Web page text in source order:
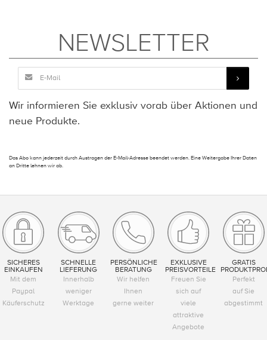
NEWSLETTER
Wir informieren Sie exklusiv vorab über Aktionen und
neue Produkte.
Das Abo kann jederzeit durch Austragen der E-Mail-Adresse beendet werden. Eine Weitergabe Ihrer Daten
an Dritte lehnen wir ab.
SICHERES
EINKAUFEN
Mit dem
Paypal
Käuferschutz
SCHNELLE
LIEFERUNG
Innerhalb
weniger
Werktage
PERSÖNLICHE
BERATUNG
Wir helfen
Ihnen
gerne weiter
EXKLUSIVE
PREISVORTEILE
Freuen Sie
sich auf
viele
attraktive
Angebote
GRATIS
Perfekt
auf Sie
abgestimmt